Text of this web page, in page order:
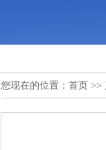
您现在的位置： 首页 >>